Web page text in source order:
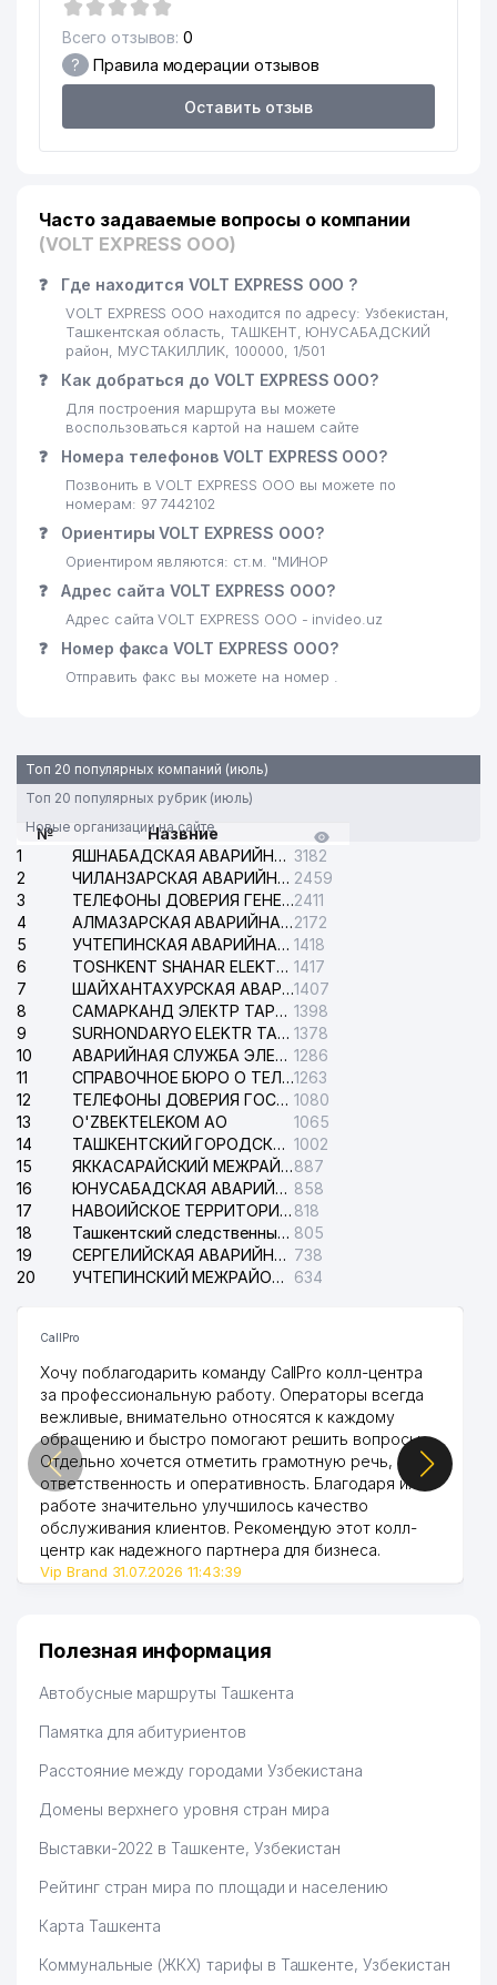
17 ARDUS СП ООО
ПОЧЁТНОЕ КОНСУЛЬСТВО
КОРОЛЕВСТВА НИДЕРЛАНДОВ
19 ЛИ И.Х. ИндП 749 м
ЦЕНТР
СЛУЖБЫ (УЗГИДРОМЕТ)
22
РЕГИОНАЛЬНАЯ ДЕЛЕГАЦИЯ
МЕЖДУНАРОДНОГО КОМИТЕТА
ЦЕНТРАЛЬНОЙ АЗИИ ИИ
23 KASIMOV BUSINESS ООО 794 м
24
КУЛЬТУРНЫЙ ЦЕНТР
УЗБЕКИСТАНА
804 м
25 SARKOR TELECOM СП ООО
27 OOO Junior Transport
TAKEDA ПРЕДСТАВИТЕЛЬСТВО
30
GROSS АО СТРАХОВАЯ
КОМПАНИЯ
943 м
31 PASSTRANS MEDIA ООО
AYSEL-INVEST ООО
ДОМ-МУЗЕЙ С.П. БОРОДИНА
Всего отзывов: 0
? Правила модерации отзывов
Оставить отзыв
Часто задаваемые вопросы о компании
(VOLT EXPRESS ООО)
❓ Где находится VOLT EXPRESS ООО ?
VOLT EXPRESS ООО находится по адресу: Узбекистан,
Ташкентская область, ТАШКЕНТ, ЮНУСАБАДСКИЙ
район, МУСТАКИЛЛИК, 100000, 1/501
❓ Как добраться до VOLT EXPRESS ООО?
Для построения маршрута вы можете
воспользоваться картой на нашем сайте
❓ Номера телефонов VOLT EXPRESS ООО?
Позвонить в VOLT EXPRESS ООО вы можете по
номерам: 97 7442102
❓ Ориентиры VOLT EXPRESS ООО?
Ориентиром являются: ст.м. "МИНОР
❓ Адрес сайта VOLT EXPRESS ООО?
Адрес сайта VOLT EXPRESS ООО - invideo.uz
❓ Номер факса VOLT EXPRESS ООО?
Отправить факс вы можете на номер .
Топ 20 популярных компаний (июль)
Топ 20 популярных рубрик (июль)
Новые организации на сайте
№
Назвние
1
ЯШНАБАДСКАЯ АВАРИЙНАЯ СЛУЖБА ЭЛЕКТРОСЕТИ 3182
2
ЧИЛАНЗАРСКАЯ АВАРИЙНАЯ СЛУЖБА ЭЛЕКТРОСЕТИ 2459
3
ТЕЛЕФОНЫ ДОВЕРИЯ ГЕНЕРАЛЬНОЙ ПРОКУРАТУРЫ РЕСПУБЛИКИ УЗБЕКИСТАН2411
4
АЛМАЗАРСКАЯ АВАРИЙНАЯ СЛУЖБА ЭЛЕКТРОСЕТИ2172
5
УЧТЕПИНСКАЯ АВАРИЙНАЯ СЛУЖБА ЭЛЕКТРОСЕТИ 1418
6
TOSHKENT SHAHAR ELEKTR TARMOQLARI KORXONASI АО 1417
7
ШАЙХАНТАХУРСКАЯ АВАРИЙНАЯ СЛУЖБА ЭЛЕКТРОСЕТИ1407
8
САМАРКАНД ЭЛЕКТР ТАРМОКЛАРИ АО 1398
9
SURHONDARYO ELEKTR TARMOKLARI АО 1378
10
АВАРИЙНАЯ СЛУЖБА ЭЛЕКТРОСЕТИ ТАШКЕНТСКОГО РАЙОНА 1286
11
СПРАВОЧНОЕ БЮРО О ТЕЛЕФОНАХ ОРГАНИЗАЦИЙ г. ТАШКЕНТА1263
12
ТЕЛЕФОНЫ ДОВЕРИЯ ГОСУДАРСТВЕННОГО ЦЕНТРА ТЕСТИРОВАНИЯ 1080
13
O'ZBEKTELEKOM АО
1065
14
ТАШКЕНТСКИЙ ГОРОДСКОЙ СУД ПО ГРАЖДАНСКИМ ДЕЛАМ 1002
15
ЯККАСАРАЙСКИЙ МЕЖРАЙОННЫЙ СУД ПО ГРАЖДАНСКИМ ДЕЛАМ887
16
ЮНУСАБАДСКАЯ АВАРИЙНАЯ СЛУЖБА ЭЛЕКТРОСЕТИ 858
17
НАВОИЙСКОЕ ТЕРРИТОРИАЛЬНОЕ ПРЕДПРИЯТИЕ ЭЛЕКТРОСЕТИ АО 818
18
Ташкентский следственный изолятор 805
19
СЕРГЕЛИЙСКАЯ АВАРИЙНАЯ СЛУЖБА ЭЛЕКТРОСЕТИ 738
20
УЧТЕПИНСКИЙ МЕЖРАЙОННЫЙ СУД ПО ГРАЖДАНСКИМ ДЕЛАМ 634
CallPro
Хочу поблагодарить команду CallPro колл-центра
за профессиональную работу. Операторы всегда
вежливые, внимательно относятся к каждому
обращению и быстро помогают решить вопросы.
Отдельно хочется отметить грамотную речь,
ответственность и оперативность. Благодаря их
работе значительно улучшилось качество
обслуживания клиентов. Рекомендую этот колл-
центр как надежного партнера для бизнеса.
Vip Brand 31.07.2026 11:43:39
Полезная информация
Автобусные маршруты Ташкента
Памятка для абитуриентов
Расстояние между городами Узбекистана
Домены верхнего уровня стран мира
Выставки-2022 в Ташкенте, Узбекистан
Рейтинг стран мира по площади и населению
Карта Ташкента
Коммунальные (ЖКХ) тарифы в Ташкенте, Узбекистан